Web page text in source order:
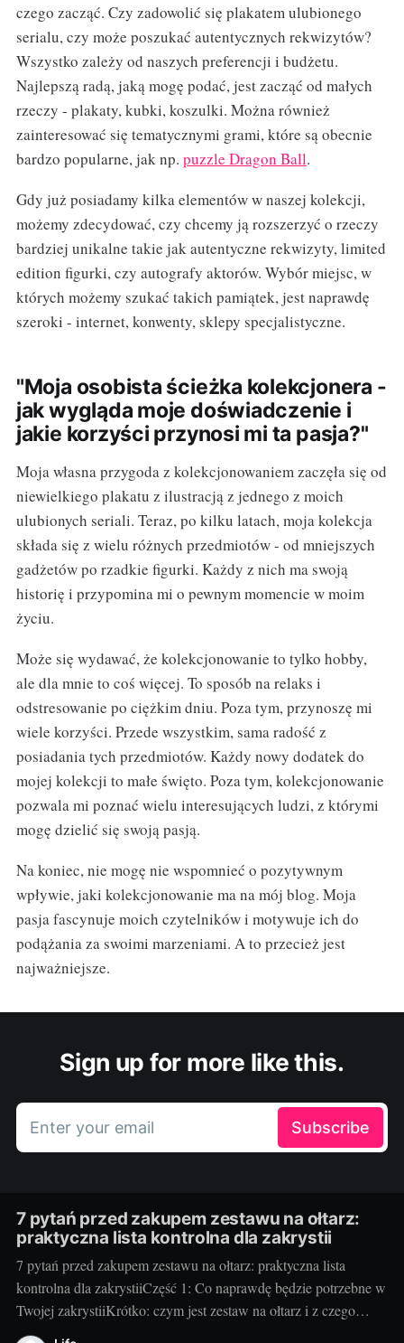
czego zacząć. Czy zadowolić się plakatem ulubionego
serialu, czy może poszukać autentycznych rekwizytów?
Wszystko zależy od naszych preferencji i budżetu.
Najlepszą radą, jaką mogę podać, jest zacząć od małych
rzeczy - plakaty, kubki, koszulki. Można również
zainteresować się tematycznymi grami, które są obecnie
bardzo popularne, jak np. puzzle Dragon Ball.
Gdy już posiadamy kilka elementów w naszej kolekcji,
możemy zdecydować, czy chcemy ją rozszerzyć o rzeczy
bardziej unikalne takie jak autentyczne rekwizyty, limited
edition figurki, czy autografy aktorów. Wybór miejsc, w
których możemy szukać takich pamiątek, jest naprawdę
szeroki - internet, konwenty, sklepy specjalistyczne.
"Moja osobista ścieżka kolekcjonera -
jak wygląda moje doświadczenie i
jakie korzyści przynosi mi ta pasja?"
Moja własna przygoda z kolekcjonowaniem zaczęła się od
niewielkiego plakatu z ilustracją z jednego z moich
ulubionych seriali. Teraz, po kilku latach, moja kolekcja
składa się z wielu różnych przedmiotów - od mniejszych
gadżetów po rzadkie figurki. Każdy z nich ma swoją
historię i przypomina mi o pewnym momencie w moim
życiu.
Może się wydawać, że kolekcjonowanie to tylko hobby,
ale dla mnie to coś więcej. To sposób na relaks i
odstresowanie po ciężkim dniu. Poza tym, przynoszę mi
wiele korzyści. Przede wszystkim, sama radość z
posiadania tych przedmiotów. Każdy nowy dodatek do
mojej kolekcji to małe święto. Poza tym, kolekcjonowanie
pozwala mi poznać wielu interesujących ludzi, z którymi
mogę dzielić się swoją pasją.
Na koniec, nie mogę nie wspomnieć o pozytywnym
wpływie, jaki kolekcjonowanie ma na mój blog. Moja
pasja fascynuje moich czytelników i motywuje ich do
podążania za swoimi marzeniami. A to przecież jest
najważniejsze.
Sign up for more like this.
Enter your email Subscribe
7 pytań przed zakupem zestawu na ołtarz:
praktyczna lista kontrolna dla zakrystii
7 pytań przed zakupem zestawu na ołtarz: praktyczna lista
kontrolna dla zakrystiiCzęść 1: Co naprawdę będzie potrzebne w
Twojej zakrystiiKrótko: czym jest zestaw na ołtarz i z czego
zwykle się składa. Klasyczny zestaw to kielich z pateną, puszka